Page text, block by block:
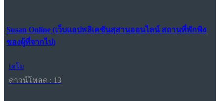
Susan Online (เว็บแอปพลิเคชันสุสานออนไลน์ สถานที่พักพิง
ของผู้ที่จากไป)
เดโม
ดาวน์โหลด : 13